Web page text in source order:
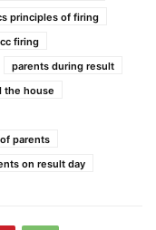
principles of firing
firing
parents during result
the house
parents
on result day